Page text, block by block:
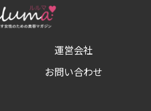
運営会社
お問い合わせ